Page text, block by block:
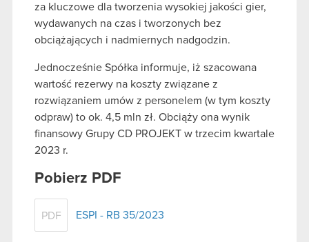
za kluczowe dla tworzenia wysokiej jakości gier,
wydawanych na czas i tworzonych bez
obciążających i nadmiernych nadgodzin.
Jednocześnie Spółka informuje, iż szacowana
wartość rezerwy na koszty związane z
rozwiązaniem umów z personelem (w tym koszty
odpraw) to ok. 4,5 mln zł. Obciąży ona wynik
finansowy Grupy CD PROJEKT w trzecim kwartale
2023 r.
Pobierz PDF
PDF ESPI - RB 35/2023